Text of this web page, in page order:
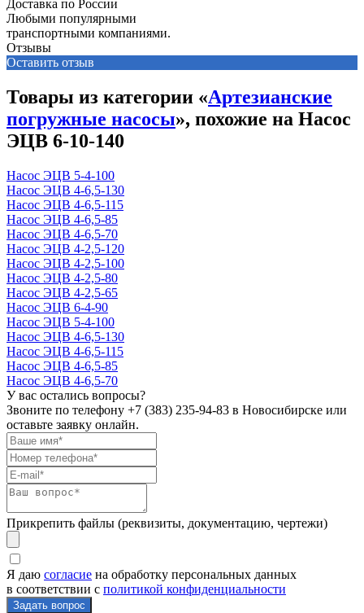
Доставка по России
Любыми популярными
транспортными компаниями.
Отзывы
Оставить отзыв
Товары из категории «Артезианские
погружные насосы», похожие на Насос
ЭЦВ 6-10-140
Насос ЭЦВ 5-4-100
Насос ЭЦВ 4-6,5-130
Насос ЭЦВ 4-6,5-115
Насос ЭЦВ 4-6,5-85
Насос ЭЦВ 4-6,5-70
Насос ЭЦВ 4-2,5-120
Насос ЭЦВ 4-2,5-100
Насос ЭЦВ 4-2,5-80
Насос ЭЦВ 4-2,5-65
Насос ЭЦВ 6-4-90
Насос ЭЦВ 5-4-100
Насос ЭЦВ 4-6,5-130
Насос ЭЦВ 4-6,5-115
Насос ЭЦВ 4-6,5-85
Насос ЭЦВ 4-6,5-70
У вас остались вопросы?
Звоните по телефону +7 (383) 235-94-83 в Новосибирске или
оставьте заявку онлайн.
Прикрепить файлы (реквизиты, документацию, чертежи)
Я даю согласие на обработку персональных данных
в соответствии с политикой конфиденциальности